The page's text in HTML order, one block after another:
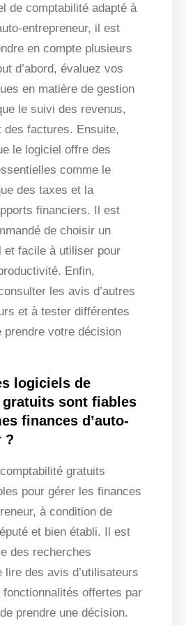
de comptabilité adapté à
entrepreneur, il est
en compte plusieurs
d’abord, évaluez vos
en matière de gestion
le suivi des revenus,
des factures. Ensuite,
le logiciel offre des
comme le
des taxes et la
financiers. Il est
de choisir un
et facile à utiliser pour
Enfin,
les avis d’autres
et à tester différentes
prendre votre décision
logiciels de
sont fiables
finances d’auto-
?
gratuits
pour gérer les finances
à condition de
et bien établi. Il est
des recherches
lire des avis d’utilisateurs
offertes par
prendre une décision.